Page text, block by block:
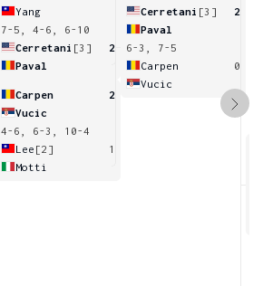
Yang
7-5, 4-6, 6-10
Cerretani [3]
2
Paval
Carpen
2
Vucic
4-6, 6-3, 10-4
Lee [2]
1
Motti
Cerretani [3]
2
Paval
6-3, 7-5
Carpen
0
Vucic